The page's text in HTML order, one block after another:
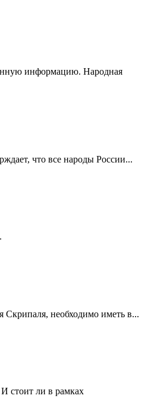
информацию. Народная
что все народы России...
Скрипаля, необходимо иметь в...
стоит ли в рамках